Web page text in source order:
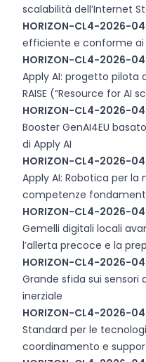
scalabilità dell’Internet
HORIZON-CL4-2026-
efficiente e conforme ai
HORIZON-CL4-2026-
Apply AI: progetto pilota
RAISE (“Resource for AI
HORIZON-CL4-2026-
Booster GenAI4EU
di Apply AI
HORIZON-CL4-2026-
Apply AI: Robotica per
competenze
HORIZON-CL4-2026-
Gemelli digitali locali
l’allerta precoce e la
HORIZON-CL4-2026-
Grande sfida sui sensori
inerziale
HORIZON-CL4-2026-
Standard per le
coordinamento e